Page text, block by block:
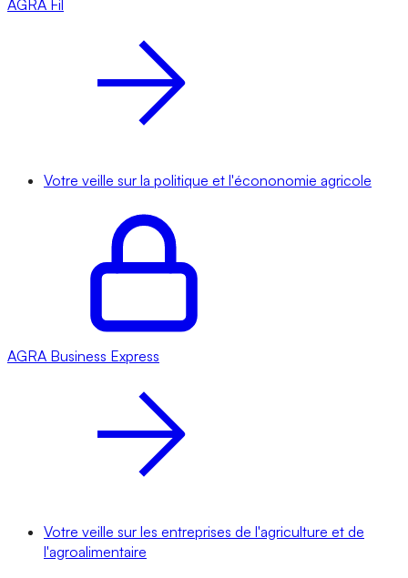
AGRA Fil
Votre veille sur la politique et l'écononomie agricole
AGRA Business Express
Votre veille sur les entreprises de l'agriculture et de
l'agroalimentaire